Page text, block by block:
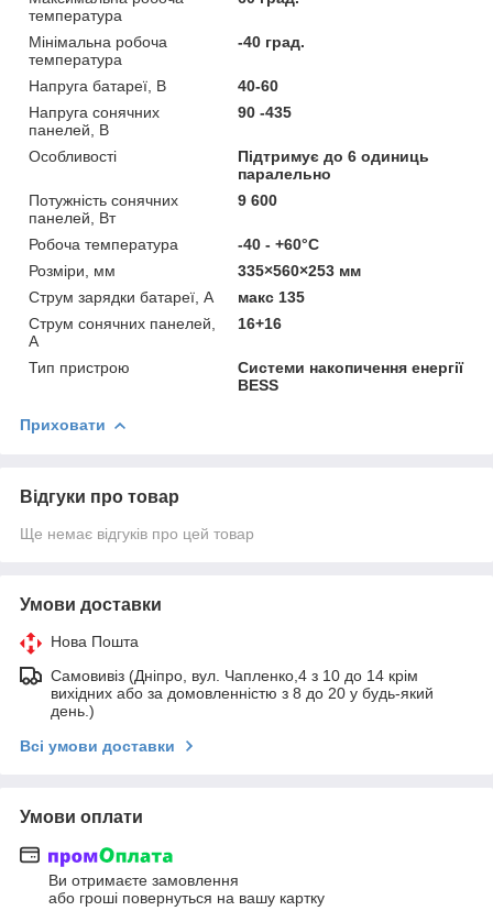
температура
Мінімальна робоча
температура
-40 град.
Напруга батареї, В
40-60
Напруга сонячних
панелей, В
90 -435
Особливості
Підтримує до 6 одиниць
паралельно
Потужність сонячних
панелей, Вт
9 600
Робоча температура
-40 - +60°C
Розміри, мм
335×560×253 мм
Струм зарядки батареї, А
макс 135
Струм сонячних панелей,
А
16+16
Тип пристрою
Системи накопичення енергії
BESS
Приховати
Відгуки про товар
Ще немає відгуків про цей товар
Умови доставки
Нова Пошта
Самовивіз (Дніпро, вул. Чапленко,4 з 10 до 14 крім
вихідних або за домовленністю з 8 до 20 у будь-який
день.)
Всі умови доставки
Умови оплати
Ви отримаєте замовлення
або гроші повернуться на вашу картку